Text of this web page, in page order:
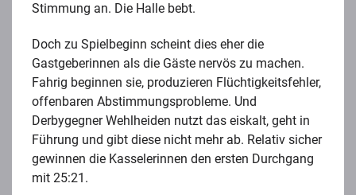
Stimmung an. Die Halle bebt.
Doch zu Spielbeginn scheint dies eher die
Gastgeberinnen als die Gäste nervös zu machen.
Fahrig beginnen sie, produzieren Flüchtigkeitsfehler,
offenbaren Abstimmungsprobleme. Und
Derbygegner Wehlheiden nutzt das eiskalt, geht in
Führung und gibt diese nicht mehr ab. Relativ sicher
gewinnen die Kasselerinnen den ersten Durchgang
mit 25:21.